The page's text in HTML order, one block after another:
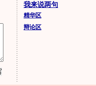
我来说两句
精华区
辩论区